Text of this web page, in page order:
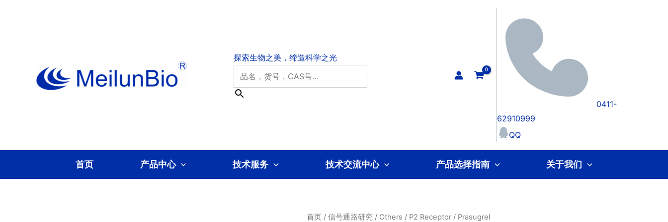
0411-
62910999
QQ
首页 产品中心 技术服务 技术交流中心 产品选择指南 关于我们
首页/ 信号通路研究/ Others / P2 Receptor/ Prasugrel